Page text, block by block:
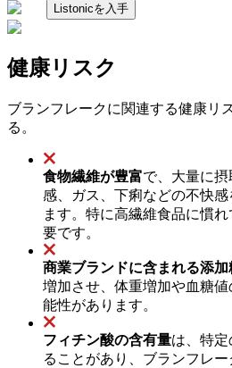
Listonicを入手
健康リスク
ブランフレークに関連する健康リ
る。
食物繊維が豊富で、大量に
感、ガス、下痢などの不快
ます。特に高繊維食品に慣
要です。
商業ブランドに含まれる添加
増加させ、体重増加や血糖
能性があります。
フィチン酸の含有量は、特
ることがあり、ブランフレ